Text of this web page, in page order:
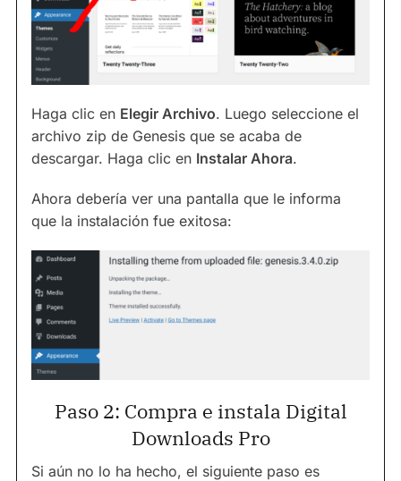
Haga clic en Elegir Archivo. Luego seleccione el
archivo zip de Genesis que se acaba de
descargar. Haga clic en Instalar Ahora.
Ahora debería ver una pantalla que le informa
que la instalación fue exitosa:
Paso 2: Compra e instala Digital
Downloads Pro
Si aún no lo ha hecho, el siguiente paso es